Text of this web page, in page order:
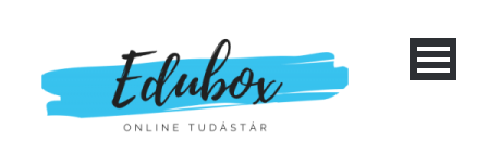
Etika
Négyéves gimnázium 1-4 és nyolcéves gimnázium 5-8